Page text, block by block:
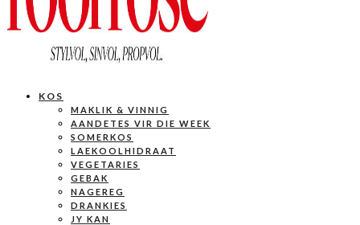
KOS
MAKLIK & VINNIG
AANDETES VIR DIE WEEK
SOMERKOS
LAEKOOLHIDRAAT
VEGETARIES
GEBAK
NAGEREG
DRANKIES
JY KAN